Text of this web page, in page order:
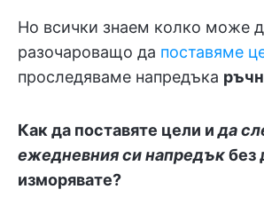
Но всички знаем колко може
разочароващо да поставяме
проследяваме напредъка
Как да поставяте цели ида
ежедневния си напредъкбез
изморявате?